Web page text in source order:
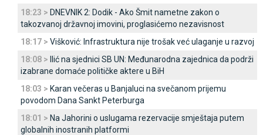
18:23 > DNEVNIK 2: Dodik - Ako Šmit nametne zakon o
takozvanoj državnoj imovini, proglasićemo nezavisnost
18:17 > Višković: Infrastruktura nije trošak već ulaganje u razvoj
18:08 >
Ilić na sjednici SB UN: Međunarodna zajednica da podrži
izabrane domaće političke aktere u BiH
18:03 > Karan večeras u Banjaluci na svečanom prijemu
povodom Dana Sankt Peterburga
18:01 > Na Јahorini o uslugama rezervacije smještaja putem
globalnih inostranih platformi